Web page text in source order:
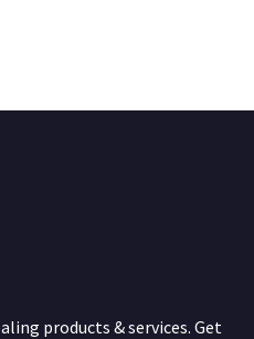
products & services. Get